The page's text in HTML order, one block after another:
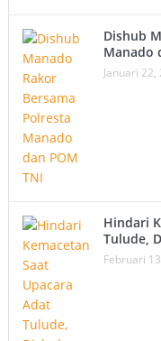
Dishub
Manado
Januari 22,
Hindari
Tulude,
Februari